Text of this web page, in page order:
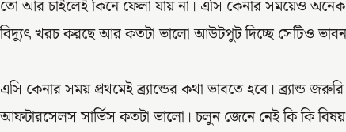
তো আর চাইলেই কিনে ফেলা যায় না। এসি কেনার সময়েও
বিদ্যুৎ খরচ করছে আর কতটা ভালো আউটপুট দিচ্ছে সেটিও
এসি কেনার সময় প্রথমেই ব্র্যান্ডের কথা ভাবতে হবে। ব্র্যান্ড
আফটারসেলস সার্ভিস কতটা ভালো। চলুন জেনে নেই কি কি